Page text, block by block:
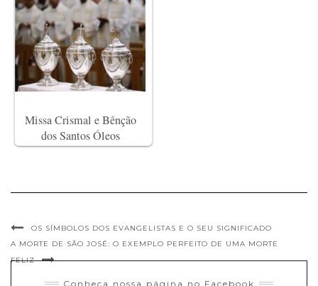
Missa Crismal e Bênção
dos Santos Óleos
OS SÍMBOLOS DOS EVANGELISTAS E O SEU SIGNIFICADO
A MORTE DE SÃO JOSÉ: O EXEMPLO PERFEITO DE UMA MORTE
FELIZ
Conheça nossa página no Facebook